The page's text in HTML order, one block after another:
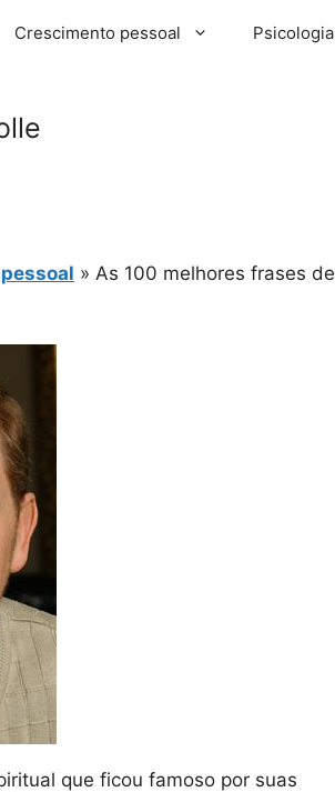
Crescimento pessoal Psicologia
» As 100 melhores frases de
que ficou famoso por suas